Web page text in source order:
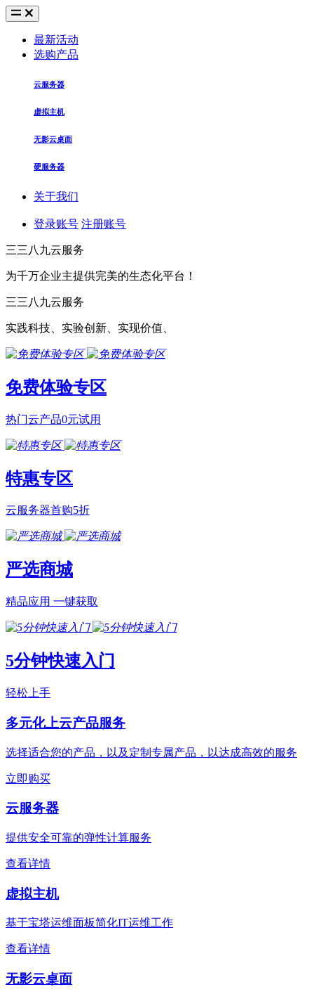
最新活动
选购产品
云服务器
虚拟主机
无影云桌面
硬服务器
关于我们
登录账号 注册账号
三三八九云服务
为千万企业主提供完美的生态化平台！
三三八九云服务
实践科技、实验创新、实现价值、
免费体验专区
热门云产品0元试用
特惠专区
云服务器首购5折
严选商城
精品应用 一键获取
5分钟快速入门
轻松上手
多元化上云产品服务
选择适合您的产品，以及定制专属产品，以达成高效的服务
立即购买
云服务器
提供安全可靠的弹性计算服务
查看详情
虚拟主机
基于宝塔运维面板简化IT运维工作
查看详情
无影云桌面